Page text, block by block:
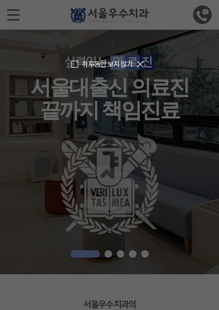
하루동안 보지 않기
실력있는의 료 진
서울대출신 의료진
끝까지 책임진료
서울우수치과의